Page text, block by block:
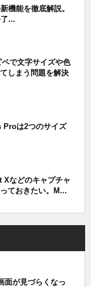
機能を徹底解説。
...
で文字サイズや色
しまう問題を解決
は2つのサイズ
Xなどのキャプチャ
ておきたい。M...
面が見づらくなっ